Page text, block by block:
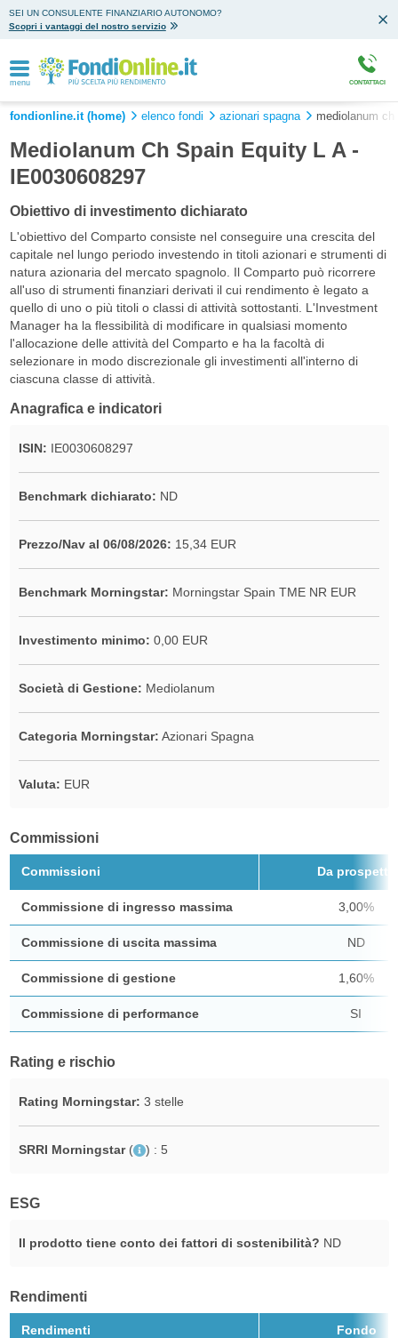
SEI UN CONSULENTE FINANZIARIO AUTONOMO?
Scopri i vantaggi del nostro servizio
menu CONTATTACI
fondionline.it (home) elenco fondi azionari spagna mediolanum
Mediolanum Ch Spain Equity L A -
IE0030608297
Obiettivo di investimento dichiarato
L'obiettivo del Comparto consiste nel conseguire una crescita del
capitale nel lungo periodo investendo in titoli azionari e strumenti di
natura azionaria del mercato spagnolo. Il Comparto può ricorrere
all'uso di strumenti finanziari derivati il cui rendimento è legato a
quello di uno o più titoli o classi di attività sottostanti. L'Investment
Manager ha la flessibilità di modificare in qualsiasi momento
l'allocazione delle attività del Comparto e ha la facoltà di
selezionare in modo discrezionale gli investimenti all'interno di
ciascuna classe di attività.
Anagrafica e indicatori
ISIN: IE0030608297
Benchmark dichiarato: ND
Prezzo/Nav al 06/08/2026: 15,34 EUR
Benchmark Morningstar: Morningstar Spain TME NR EUR
Investimento minimo: 0,00 EUR
Società di Gestione: Mediolanum
Categoria Morningstar: Azionari Spagna
Valuta: EUR
Commissioni
Commissioni Da prospetto
Commissione di ingresso massima 3,00%
Commissione di uscita massima ND
Commissione di gestione 1,60%
Commissione di performance SI
Rating e rischio
Rating Morningstar: 3 stelle
SRRI Morningstar ( ) : 5
ESG
Il prodotto tiene conto dei fattori di sostenibilità? ND
Rendimenti
Rendimenti Fondo